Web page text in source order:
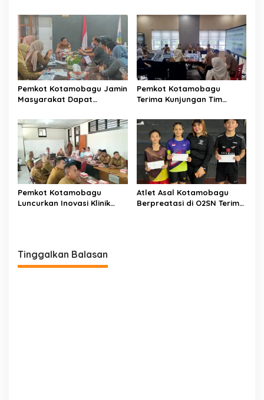
Kotamobagu
Kotamobagu
Pemkot Kotamobagu Jamin
Masyarakat Dapat
Pemkot Kotamobagu
Terima Kunjungan Tim
Pemkot Kotamobagu
Luncurkan Inovasi Klinik
Atlet Asal Kotamobagu
Berpreatasi di O2SN Terima
Tinggalkan Balasan